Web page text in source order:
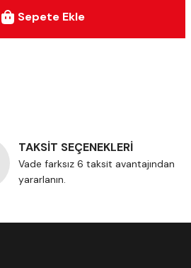
Sepete Ekle
TAKSİT SEÇENEKLERİ
Vade farksız 6 taksit avantajından
yararlanın.